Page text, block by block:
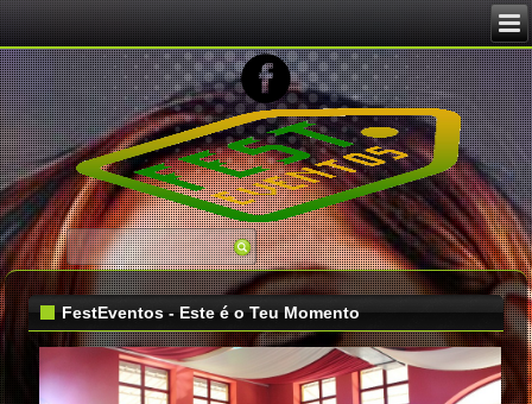
Image 02
FestEventos - Este é o Teu Momento